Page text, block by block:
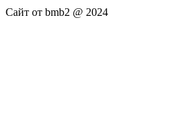
Сайт от bmb2 @ 2024